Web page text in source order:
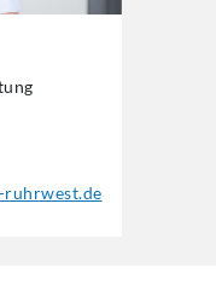
ruhrwest.de